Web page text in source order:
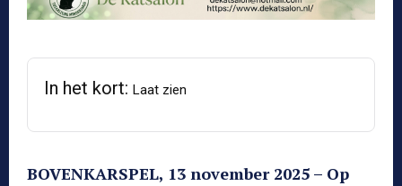
In het kort: Laat zien
BOVENKARSPEL, 13 november 2025 – Op